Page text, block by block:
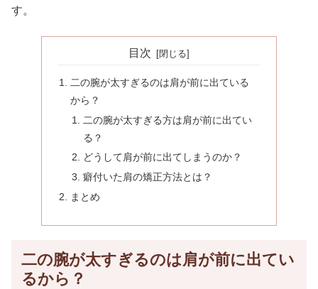
す。
目次
二の腕が太すぎるのは肩が前に出ている
から？
二の腕が太すぎる方は肩が前に出てい
る？
どうして肩が前に出てしまうのか？
癖付いた肩の矯正方法とは？
まとめ
二の腕が太すぎるのは肩が前に出てい
るから？